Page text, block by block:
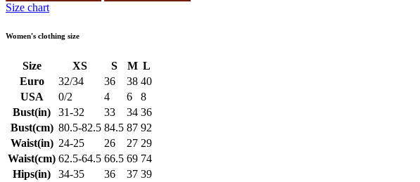
Size chart
Women's clothing size
Size XS S M L
Euro
32/34 36 38 40
USA
0/2 4 6
8
Bust(in)
31-32 33 34 36
Bust(cm) 80.5-82.5 84.5 87 92
Waist(in) 24-25 26 27 29
Waist(cm) 62.5-64.5 66.5 69 74
Hips(in)
34-35 36 37 39